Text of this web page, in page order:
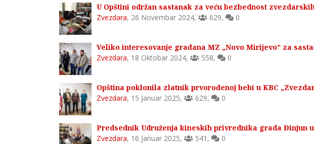
U Opštini održan sastanak za veću bezbednost
Zvezdara, 26 Novembar 2024, 629, 0
Veliko interesovanje građana MZ „Novo Mirijevo” za
Zvezdara, 18 Oktobar 2024, 558, 0
Opština poklonila zlatnik prvorođenoj bebi u KBC
Zvezdara, 15 Januar 2025, 629, 0
Predsednik Udruženja kineskih privrednika grada Đinjun
Zvezdara, 16 Januar 2025, 541 , 0